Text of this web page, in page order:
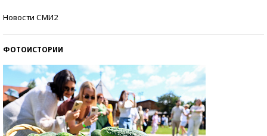
Новости СМИ2
ФОТОИСТОРИИ